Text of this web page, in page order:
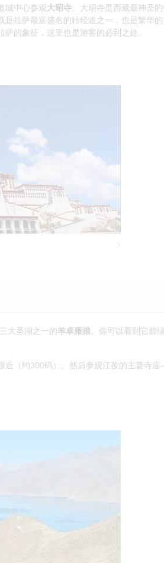
城中心参观大昭寺 。大昭寺是西藏最神圣
拉萨最富盛名的转经道之一，也是繁华
的象征，这里也是游客的必到之处。
大圣湖之一的羊卓雍措 。你可以看到它碧
近（约300码）。然后参观江孜的主要寺